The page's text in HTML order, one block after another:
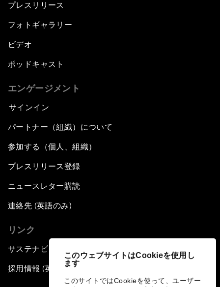
このウェブサイトはCookieを使用し
ます
このサイトではCookieを使って、ユーザー
プレスリリース
フォトギャラリー
ビデオ
ポッドキャスト
エンゲージメント
サインイン
パートナー（組織）について
参加する（個人、組織）
プレスリリース登録
ニュースレター購読
連絡先 (英語のみ)
リンク
サステナビリティへの取り組み
採用情報 (英語のみ)